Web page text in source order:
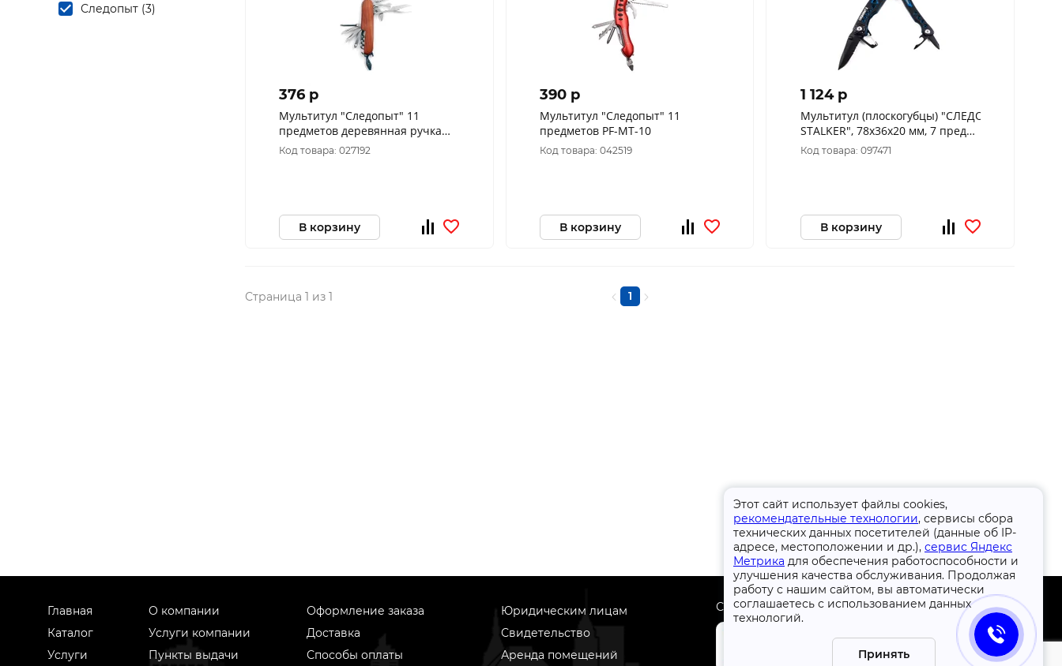
Этот сайт использует файлы cookies,
рекомендательные технологии, сервисы сбора
технических данных посетителей (данные об IP-
адресе, местоположении и др.), сервис Яндекс
Метрика для обеспечения работоспособности и
улучшения качества обслуживания. Продолжая
работу с нашим сайтом, вы автоматически
соглашаетесь с использованием данных
технологий.
Принять
Следопыт (3)
376 p
Мультитул "Следопыт" 11
предметов деревянная ручка
PF-MT-12
Код товара: 027192
В корзину
390 p
Мультитул "Следопыт" 11
предметов PF-MT-10
Код товара: 042519
В корзину
1 124 p
Мультитул (плоскогубцы) "СЛЕДОПЫТ-
STALKER", 78х36х20 мм, 7 предметов, в чехле, в
коробке/40/20/100/
Код товара: 097471
В корзину
Страница 1 из 1 1
Главная
Каталог
Услуги
О компании
Услуги компании
Пункты выдачи
Оформление заказа
Доставка
Способы оплаты
Юридическим лицам
Свидетельство
Аренда помещений
Скачать приложение